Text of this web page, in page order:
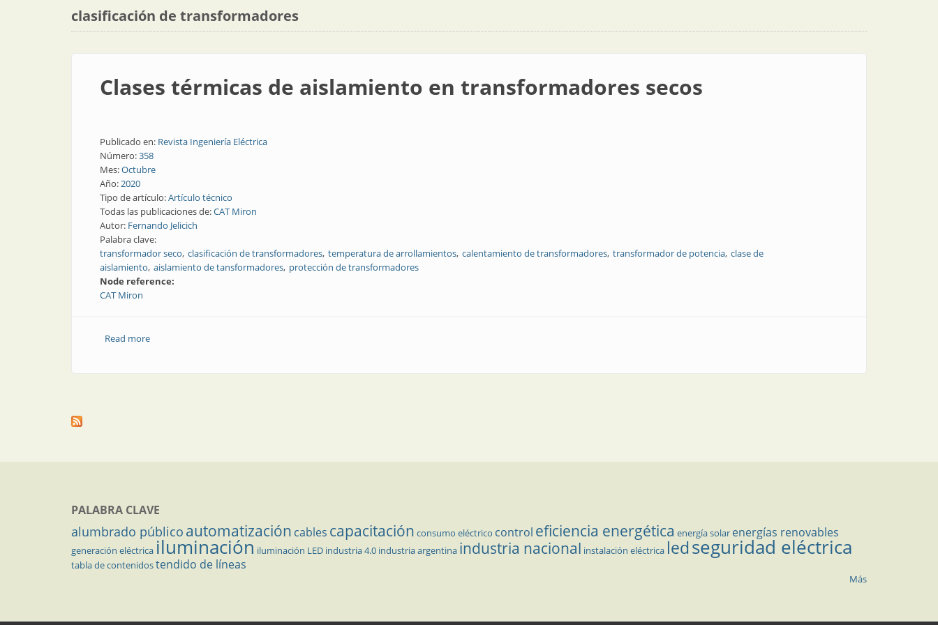
clasificación de transformadores
Clases térmicas de aislamiento en transformadores secos
Publicado en: Revista Ingeniería Eléctrica
Número:358
Mes:Octubre
Año:2020
Tipo de artículo:Artículo técnico
Todas las publicaciones de:CAT Miron
Autor: Fernando Jelicich
Palabra clave:
transformador seco clasificación de transformadores temperatura de arrollamientos calentamiento de transformadores transformador de potencia clase de
aislamiento aislamiento de tansformadores protección de transformadores
Node reference:
CAT Miron
Read moreabout Clases térmicas de aislamiento en transformadores secos
PALABRA CLAVE
alumbrado público automatización cables capacitación consumo eléctrico control eficiencia energética energía solar energías renovables
generación eléctrica iluminación iluminación LED industria 4.0 industria argentina industria nacional instalación eléctrica ledseguridad eléctrica
tabla de contenidostendido de líneas
Más